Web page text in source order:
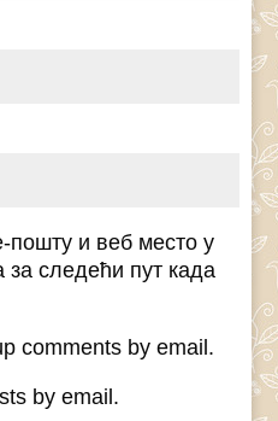
пошту и веб место у
следећи пут када
comments by email.
by email.